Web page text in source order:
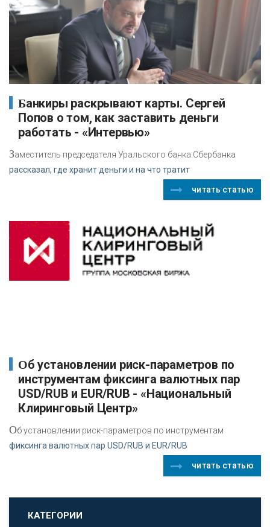
Банкиры раскрывают карты. Сергей
Попов о том, как заставить деньги
работать - «Интервью»
Заместитель председателя Уральского банка Сбербанка
рассказал, где хранит деньги и на что тратит
читать статью
Об установлении риск-параметров по
инструментам фиксинга валютных пар
USD/RUB и EUR/RUB - «Национальный
Клиринговый Центр»
Об установлении риск-параметров по инструментам
фиксинга валютных пар USD/RUB и EUR/RUB
читать статью
КАТЕГОРИИ